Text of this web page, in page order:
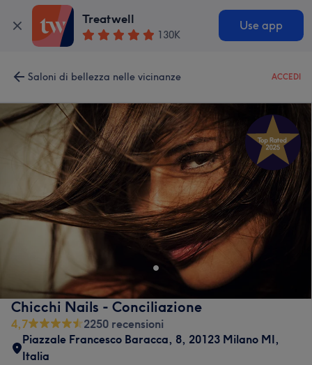
Treatwell
130K
Use app
Saloni di bellezza nelle vicinanze ACCEDI
Chicchi Nails - Conciliazione
4,7
2250 recensioni
Piazzale Francesco Baracca, 8, 20123 Milano MI,
Italia